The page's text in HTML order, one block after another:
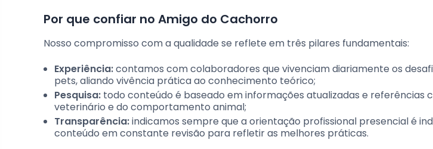
Por que confiar no Amigo do Cachorro
Nosso compromisso com a qualidade se reflete em três pilares fundamentais:
Experiência:contamos com colaboradores que vivenciam diariamente os
pets, aliando vivência prática ao conhecimento teórico;
Pesquisa: todo conteúdo é baseado em informações atualizadas e referências
veterinário e do comportamento animal;
Transparência:indicamos sempre que a orientação profissional presencial é
conteúdo em constante revisão para refletir as melhores práticas.